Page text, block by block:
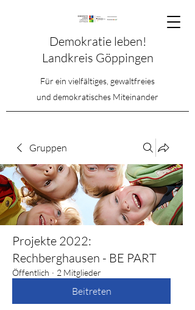
Demokratie leben!
Landkreis Göppingen
Für ein vielfältiges, gewaltfreies
und demokratisches Miteinander
Gruppen
Projekte 2022:
Rechberghausen - BE PART
Öffentlich · 2 Mitglieder
Beitreten